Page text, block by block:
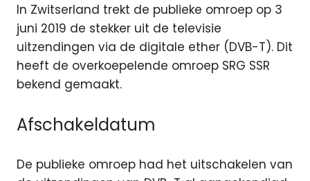
In Zwitserland trekt de publieke omroep op 3
juni 2019 de stekker uit de televisie
uitzendingen via de digitale ether (DVB-T). Dit
heeft de overkoepelende omroep SRG SSR
bekend gemaakt.
Afschakeldatum
De publieke omroep had het uitschakelen van